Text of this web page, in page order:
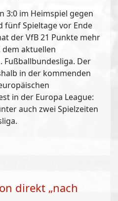
3:0 im Heimspiel gegen
fünf Spieltage vor Ende
der VfB 21 Punkte mehr
aktuellen
Fußballbundesliga. Der
in der kommenden
in der Europa League:
auch zwei Spielzeiten
direkt „nach